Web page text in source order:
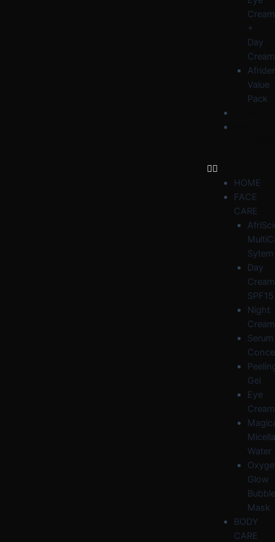
Cream
+
Day
Cream
Value
Pack
HOME
FACE
CARE
Sytem
Day
Cream
SPF15
Night
Cream
Serum
Gel
Eye
Cream
Water
Glow
Bubble
Mask
BODY
CARE